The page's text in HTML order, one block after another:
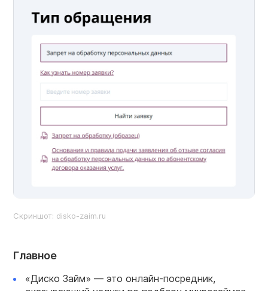
Скриншот: disko-zaim.ru
Главное
«Диско Займ» — это онлайн-посредник,